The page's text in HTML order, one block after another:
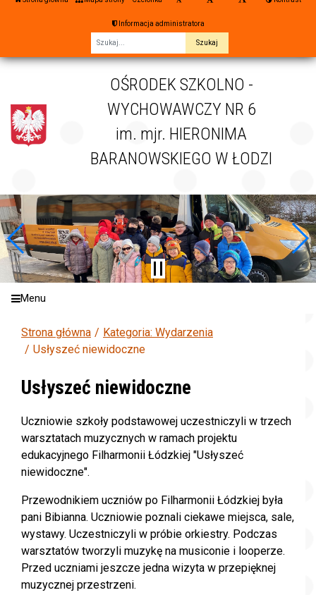
Informacja administratora
OŚRODEK SZKOLNO -
WYCHOWAWCZY NR 6
im. mjr. HIERONIMA
BARANOWSKIEGO W ŁODZI
Menu
Strona główna
Kategoria: Wydarzenia
Usłyszeć niewidoczne
Usłyszeć niewidoczne
Uczniowie szkoły podstawowej uczestniczyli w trzech
warsztatach muzycznych w ramach projektu
edukacyjnego Filharmonii Łódzkiej "Usłyszeć
niewidoczne".
Przewodnikiem uczniów po Filharmonii Łódzkiej była
pani Bibianna. Uczniowie poznali ciekawe miejsca, sale,
wystawy. Uczestniczyli w próbie orkiestry. Podczas
warsztatów tworzyli muzykę na musiconie i looperze.
Przed uczniami jeszcze jedna wizyta w przepięknej
muzycznej przestrzeni.